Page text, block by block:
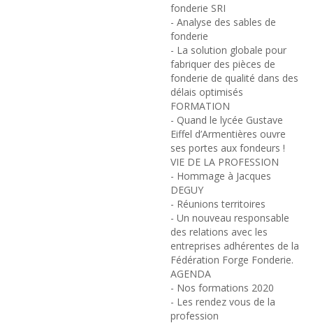
fonderie SRI
- Analyse des sables de
fonderie
- La solution globale pour
fabriquer des pièces de
fonderie de qualité dans des
délais optimisés
FORMATION
- Quand le lycée Gustave
Eiffel d’Armentières ouvre
ses portes aux fondeurs !
VIE DE LA PROFESSION
- Hommage à Jacques
DEGUY
- Réunions territoires
- Un nouveau responsable
des relations avec les
entreprises adhérentes de la
Fédération Forge Fonderie.
AGENDA
- Nos formations 2020
- Les rendez vous de la
profession